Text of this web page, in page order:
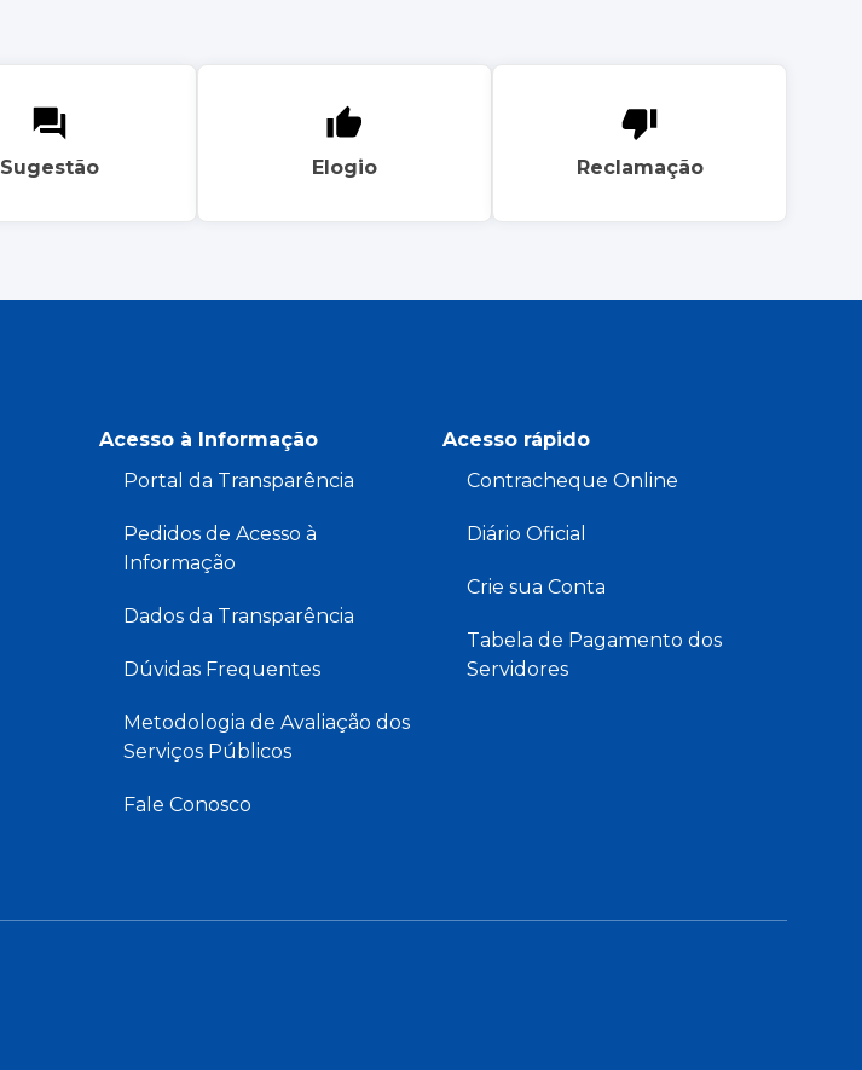
Sugestão Elogio Reclamação
Acesso à Informação
Portal da Transparência
Pedidos de Acesso à
Informação
Dados da Transparência
Dúvidas Frequentes
Metodologia de Avaliação dos
Serviços Públicos
Fale Conosco
Acesso rápido
Contracheque Online
Diário Oficial
Crie sua Conta
Tabela de Pagamento dos
Servidores